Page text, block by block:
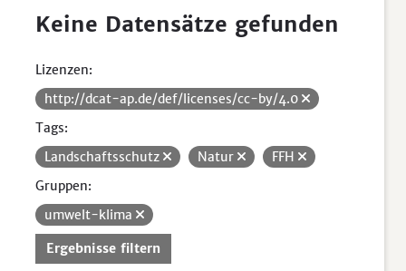
Keine Datensätze gefunden
Lizenzen:
http://dcat-ap.de/def/licenses/cc-by/4.0
Tags:
Landschaftsschutz
Natur
FFH
Gruppen:
umwelt-klima
Ergebnisse filtern